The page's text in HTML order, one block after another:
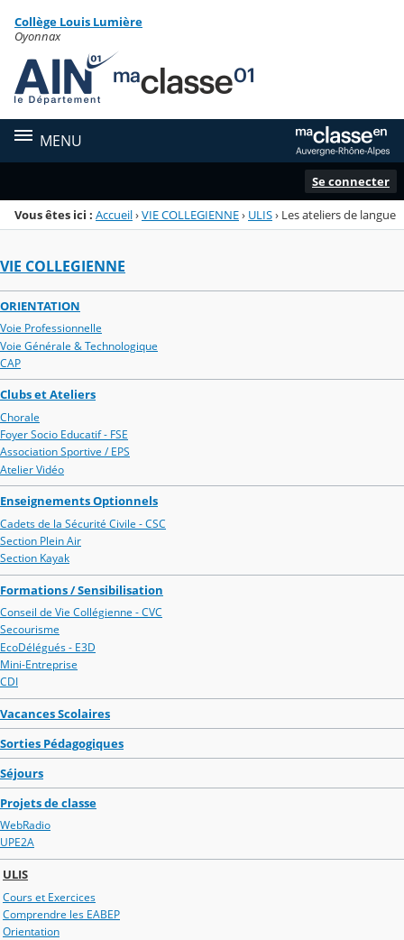
Menu de la rubrique
Contenu
Collège Louis Lumière
Oyonnax
MENU
Se connecter
Vous êtes ici : Accueil›VIE COLLEGIENNE› ULIS› Les ateliers de langue
VIE COLLEGIENNE
ORIENTATION
Voie Professionnelle
Voie Générale & Technologique
CAP
Clubs et Ateliers
Chorale
Foyer Socio Educatif - FSE
Association Sportive / EPS
Atelier Vidéo
Enseignements Optionnels
Cadets de la Sécurité Civile - CSC
Section Plein Air
Section Kayak
Formations / Sensibilisation
Conseil de Vie Collégienne - CVC
Secourisme
EcoDélégués - E3D
Mini-Entreprise
CDI
Vacances Scolaires
Sorties Pédagogiques
Séjours
Projets de classe
WebRadio
UPE2A
ULIS
Cours et Exercices
Comprendre les EABEP
Orientation